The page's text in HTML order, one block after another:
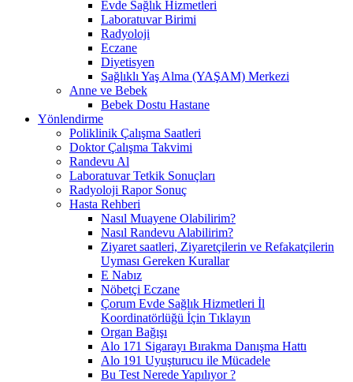
Evde Sağlık Hizmetleri
Laboratuvar Birimi
Radyoloji
Eczane
Diyetisyen
Sağlıklı Yaş Alma (YAŞAM) Merkezi
Anne ve Bebek
Bebek Dostu Hastane
Yönlendirme
Poliklinik Çalışma Saatleri
Doktor Çalışma Takvimi
Randevu Al
Laboratuvar Tetkik Sonuçları
Radyoloji Rapor Sonuç
Hasta Rehberi
Nasıl Muayene Olabilirim?
Nasıl Randevu Alabilirim?
Ziyaret saatleri, Ziyaretçilerin ve Refakatçilerin
Uyması Gereken Kurallar
E Nabız
Nöbetçi Eczane
Çorum Evde Sağlık Hizmetleri İl
Koordinatörlüğü İçin Tıklayın
Organ Bağışı
Alo 171 Sigarayı Bırakma Danışma Hattı
Alo 191 Uyuşturucu ile Mücadele
Bu Test Nerede Yapılıyor ?